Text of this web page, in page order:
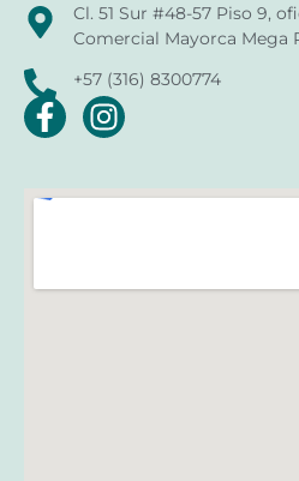
Cl. 51 Sur #48-57 Piso 9,
Comercial Mayorca Mega
+57 (316) 8300774